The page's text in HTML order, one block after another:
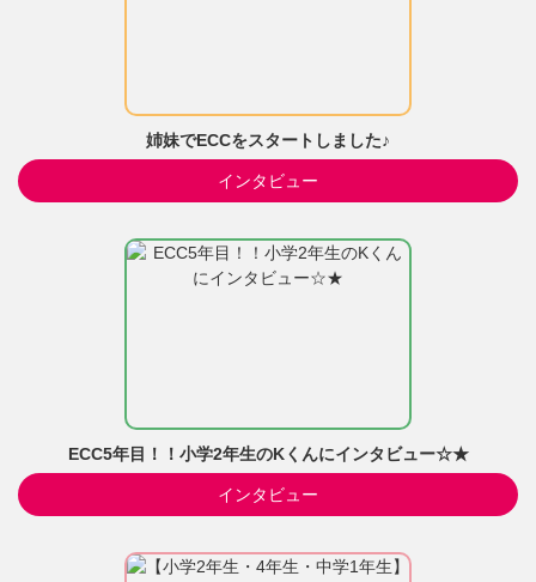
姉妹でECCをスタートしました♪
インタビュー
ECC5年目！！小学2年生のKくんにインタビュー☆★
インタビュー